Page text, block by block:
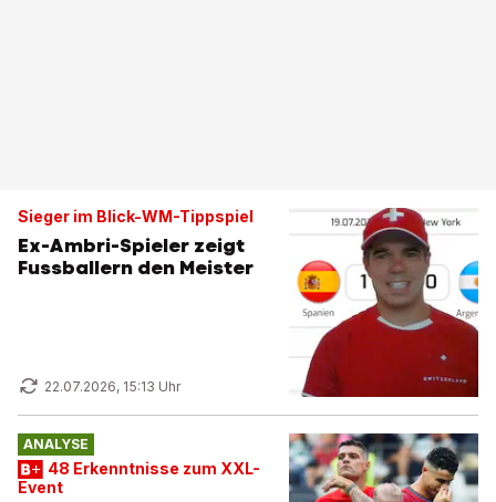
Sieger im Blick-WM-Tippspiel
Ex-Ambri-Spieler zeigt
Fussballern den Meister
22.07.2026, 15:13 Uhr
ANALYSE
48 Erkenntnisse zum XXL-
Event